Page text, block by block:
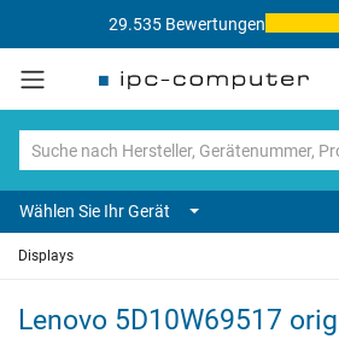
29.535 Bewertungen
Wählen Sie Ihr Gerät
Displays
Lenovo 5D10W69517